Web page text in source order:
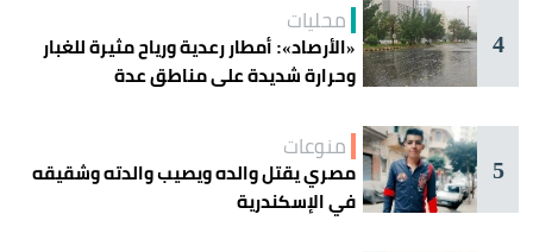
4
محليات
«الأرصاد»: أمطار رعدية ورياح مثيرة للغبار
وحرارة شديدة على مناطق عدة
5
منوعات
مصري يقتل والده ويصيب والدته وشقيقه
في الإسكندرية